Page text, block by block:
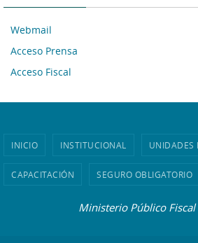
Webmail
Acceso Prensa
Acceso Fiscal
INICIO INSTITUCIONAL UNIDADES
CAPACITACIÓN SEGURO OBLIGATORIO
Ministerio Público Fiscal